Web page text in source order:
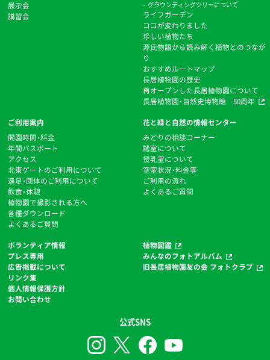
展示会
講習会
グラウンディングツリーについて
ライフガーデン
ココが変わりました
珍しい植物たち
源氏物語から読み解く植物とのつなが
り
おすすめルートマップ
⻑居植物園の歴史
再オープンした長居植物園について
長居植物園・自然史博物館 50周年
ご利用案内
開園時間・料金
年間パスポート
アクセス
北東ゲートのご利用について
遠足・団体のご利用について
飲食・休憩
植物園で撮影される方へ
各種ダウンロード
よくあるご質問
花と緑と自然の情報センター
みどりの相談コーナー
諸室について
授乳室について
空室状況・料金等
ご利用の流れ
よくあるご質問
ボランティア情報
プレス専用
広告掲載について
リンク集
個人情報保護方針
お問い合わせ
植物図鑑
みんなのフォトアルバム
旧長居植物園友の会 フォトクラブ
公式SNS